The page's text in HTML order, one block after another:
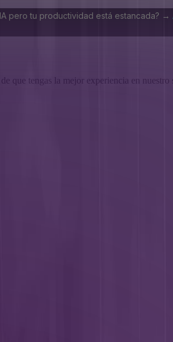
pero tu productividad está estancada? →
que tengas la mejor experiencia en